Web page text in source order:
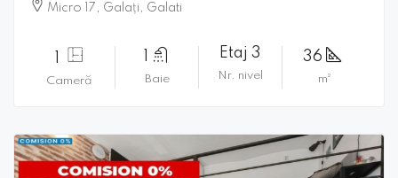
Micro 17, Galați, Galati
Cameră Baie
Etaj 3
Nr. nivel
36
m²